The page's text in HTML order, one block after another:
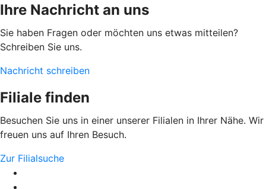
Ihre Nachricht an uns
Sie haben Fragen oder möchten uns etwas mitteilen?
Schreiben Sie uns.
Nachricht schreiben
Filiale finden
Besuchen Sie uns in einer unserer Filialen in Ihrer Nähe. Wir
freuen uns auf Ihren Besuch.
Zur Filialsuche